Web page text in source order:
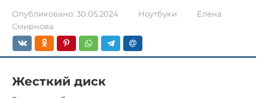
Опубликовано: 30.05.2024 Ноутбуки
Елена
Смирнова
Жесткий диск